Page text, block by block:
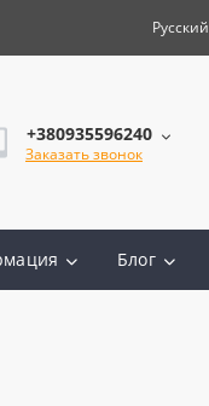
Русский
+380935596240
Заказать звонок
Блог